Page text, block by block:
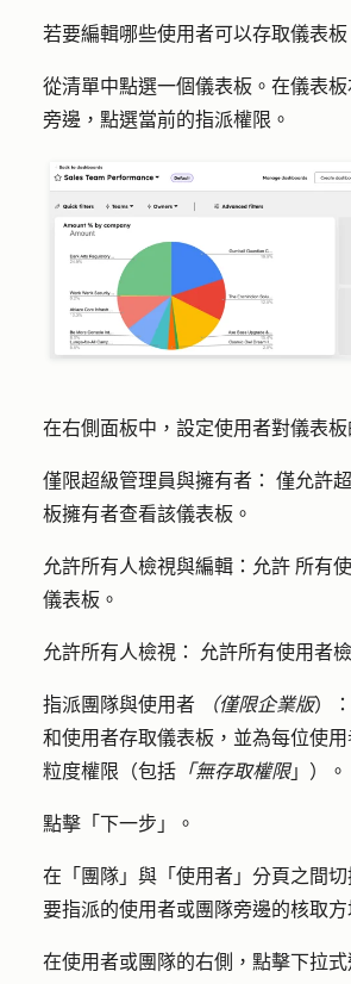
若要編輯哪些使用者可以存取儀表板
從清單中點選一個儀表板 。在儀表
旁邊，點選當前的指派權限 。
在右側面板中，設定使用者對儀表板
僅限超級管理員與擁有者：
僅允許
板擁有者查看該儀表板。
允許所有人檢視與編輯：允許 所有
儀表板。
允許所有人檢視： 允許所有使用者
指派團隊與使用者 （僅限企業版） ：
和使用者存取儀表板，並為每位使
粒度權限（包括 「無存取權限」）。
點擊「 下一步 」。
在「 團隊 」與「 使用者 」分頁之間
要指派的使用者或團隊旁邊的核取方
在使用者或團隊的右側， 點擊下拉